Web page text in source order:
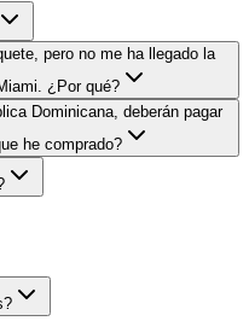
pero no me ha llegado la
¿Por qué?
Dominicana, deberán pagar
he comprado?